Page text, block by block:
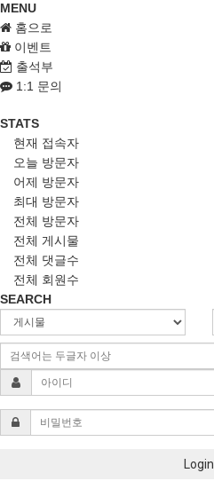
MENU
홈으로
이벤트
출석부
1:1 문의
STATS
현재 접속자
오늘 방문자
어제 방문자
최대 방문자
전체 방문자
전체 게시물
전체 댓글수
전체 회원수
SEARCH
Login